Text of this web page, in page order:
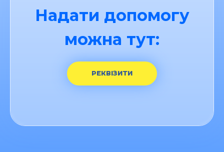
Надати допомогу
можна тут:
РЕКВІЗИТИ